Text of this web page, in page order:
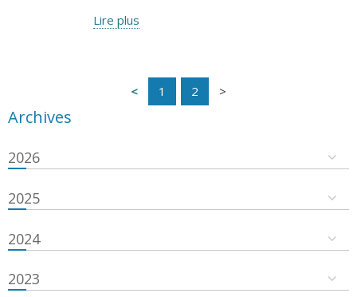
Lire plus
1 2
Archives
2026
2025
2024
2023